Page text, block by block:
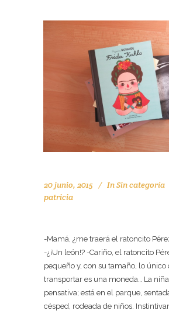
20 junio, 2015 InSin categoría
patricia
-Mamá, ¿me traerá el ratoncito
-¿¡Un león!? -Cariño, el ratoncito
pequeño y, con su tamaño, lo único
transportar es una moneda… La
pensativa; está en el parque,
césped, rodeada de niños.